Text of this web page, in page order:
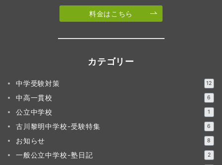
料金はこちら
カテゴリー
中学受験対策 12
中高一貫校 6
公立中学校 1
古川黎明中学校-受験特集 6
お知らせ 8
一般公立中学校-塾日記 2